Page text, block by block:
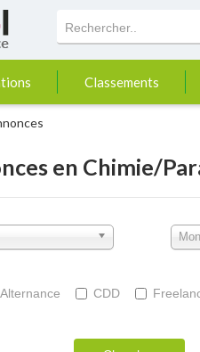
Classements
en Chimie/
Alternance CDD